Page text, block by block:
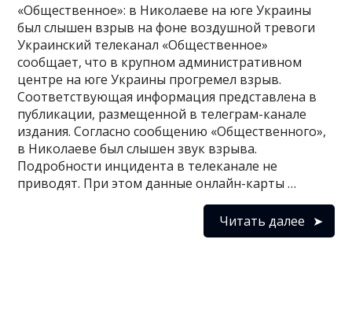
«Общественное»: в Николаеве на юге Украины
был слышен взрыв на фоне воздушной тревоги
Украинский телеканал «Общественное»
сообщает, что в крупном административном
центре на юге Украины прогремел взрыв.
Соответствующая информация представлена в
публикации, размещенной в телеграм-канале
издания. Согласно сообщению «Общественного»,
в Николаеве был слышен звук взрыва.
Подробности инцидента в телеканале не
приводят. При этом данные онлайн-карты …
Читать далее